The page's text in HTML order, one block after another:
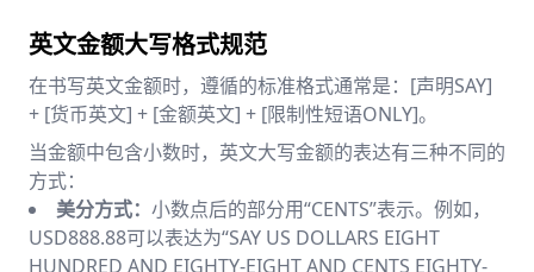
英文金额大写格式规范
在书写英文金额时，遵循的标准格式通常是：[声明SAY]
+ [货币英文] + [金额英文] + [限制性短语ONLY]。
当金额中包含小数时，英文大写金额的表达有三种不同的
方式：
美分方式： 小数点后的部分用“CENTS”表示。例如，
USD888.88可以表达为“SAY US DOLLARS EIGHT
HUNDRED AND EIGHTY-EIGHT AND CENTS EIGHTY-